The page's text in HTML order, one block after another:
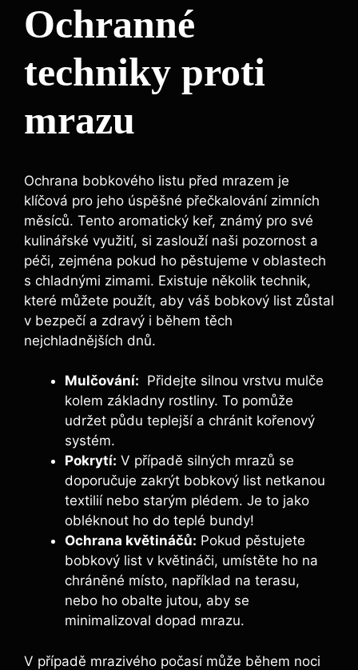
Ochranné
techniky proti
mrazu
Ochrana bobkového listu ⁤před mrazem je
klíčová pro jeho úspěšné přečkalování​ zimních
měsíců. Tento aromatický keř, známý pro své
kulinářské ⁤využití, si zaslouží naši pozornost a
péči, zejména pokud ho pěstujeme v oblastech‍
s chladnými⁣ zimami. Existuje‍ několik technik,
které můžete použít, aby váš bobkový list zůstal
v bezpečí ​a zdravý i během těch
nejchladnějších dnů.
Mulčování: ⁢ Přidejte silnou vrstvu mulče
kolem základny ‌rostliny.⁤ To pomůže⁢
udržet půdu teplejší a chránit⁣ kořenový
systém.
Pokrytí: ⁣V případě silných mrazů se
doporučuje zakrýt bobkový list netkanou
textilií nebo starým plédem.⁣ Je to jako
obléknout ho do teplé bundy!
Ochrana květináčů: Pokud pěstujete
bobkový list v květináči, umístěte ho na
chráněné místo, například na terasu,
nebo ho obalte jutou,​ aby se
minimalizoval dopad mrazu.
V případě mrazivého počasí může během noci